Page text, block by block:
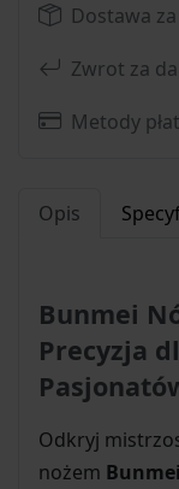
Dostawa
Zwrot za
Metody
Opis
Bunmei
Precyzja
Odkryj
nożem